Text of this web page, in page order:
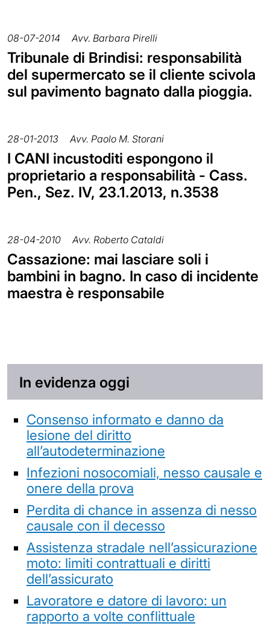
08-07-2014 Avv. Barbara Pirelli
Tribunale di Brindisi: responsabilità
del supermercato se il cliente scivola
sul pavimento bagnato dalla pioggia.
28-01-2013 Avv. Paolo M. Storani
I CANI incustoditi espongono il
proprietario a responsabilità - Cass.
Pen., Sez. IV, 23.1.2013, n.3538
28-04-2010 Avv. Roberto Cataldi
Cassazione: mai lasciare soli i
bambini in bagno. In caso di incidente
maestra è responsabile
In evidenza oggi
Consenso informato e danno da
lesione del diritto
all’autodeterminazione
Infezioni nosocomiali, nesso causale e
onere della prova
Perdita di chance in assenza di nesso
causale con il decesso
Assistenza stradale nell’assicurazione
moto: limiti contrattuali e diritti
dell’assicurato
Lavoratore e datore di lavoro: un
rapporto a volte conflittuale